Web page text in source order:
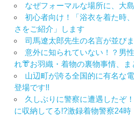
く
り
思
い
出
作
お
手
伝
なぜフォーマルな場所に、大
初心者向け！「浴衣を着た時
さをご紹介」します
司馬遼太郎先生の名言が並び
意外に知られていない！？男
れ👘お羽織・着物の裏物事情、ま
山辺町が誇る全国的に有名な
登場です!!
久しぶりに警察に遭遇したぞ
に収納してる!?激録着物警察24時